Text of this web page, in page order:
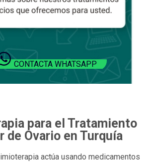
CONTACTA WHATSAPP
para el Tratamiento
de Ovario en Turquía
actúa usando medicamentos